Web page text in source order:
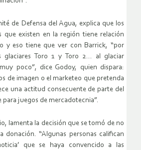
de Defensa del Agua, explica que los
que existen en la región tiene relación
y eso tiene que ver con Barrick, “por
glaciares Toro 1 y Toro 2… al glaciar
poco”, dice Godoy, quien dispara:
de imagen o el marketeo que pretenda
una actitud consecuente de parte del
para juegos de mercadotecnia”.
lamenta la decisión que se tomó de no
donación. “Algunas personas califican
que se haya convencido a las